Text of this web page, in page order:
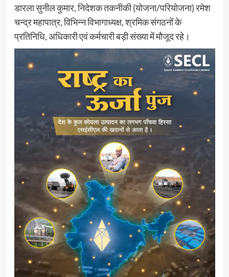
डारला सुनील कुमार, निदेशक तकनीकी (योजना/परियोजना) रमेश
चन्द्र महापात्र, विभिन्न विभागाध्यक्ष, श्रमिक संगठनों के
प्रतिनिधि, अधिकारी एवं कर्मचारी बड़ी संख्या में मौजूद रहे।